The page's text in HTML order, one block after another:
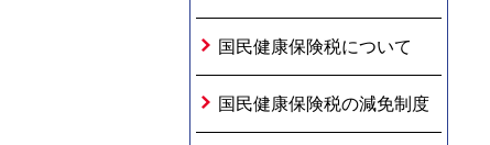
国民健康保険税について
国民健康保険税の減免制度